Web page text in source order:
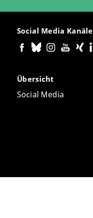
Social Media Kanäle
Übersicht
Social Media